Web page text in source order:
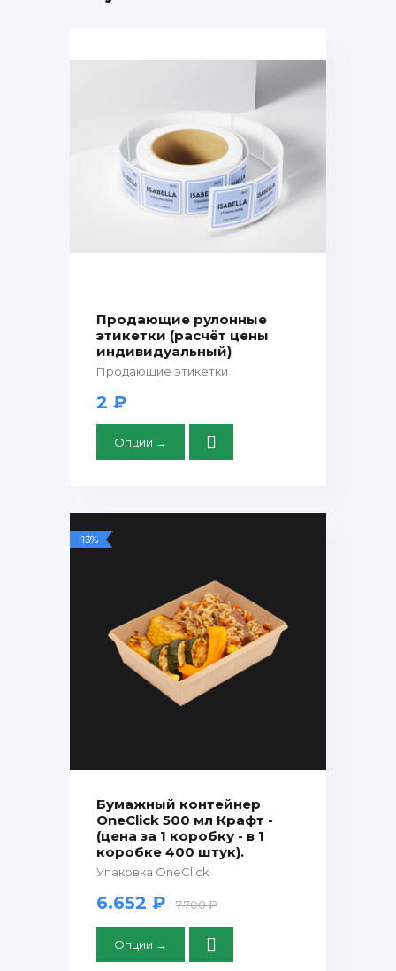
Продающие рулонные
этикетки (расчёт цены
индивидуальный)
Продающие этикетки
2 ₽
Опции →
-13%
Бумажный контейнер
OneClick 500 мл Крафт -
(цена за 1 коробку - в 1
коробке 400 штук).
Упаковка OneClick
6.652 ₽ 7.700 ₽
Опции →